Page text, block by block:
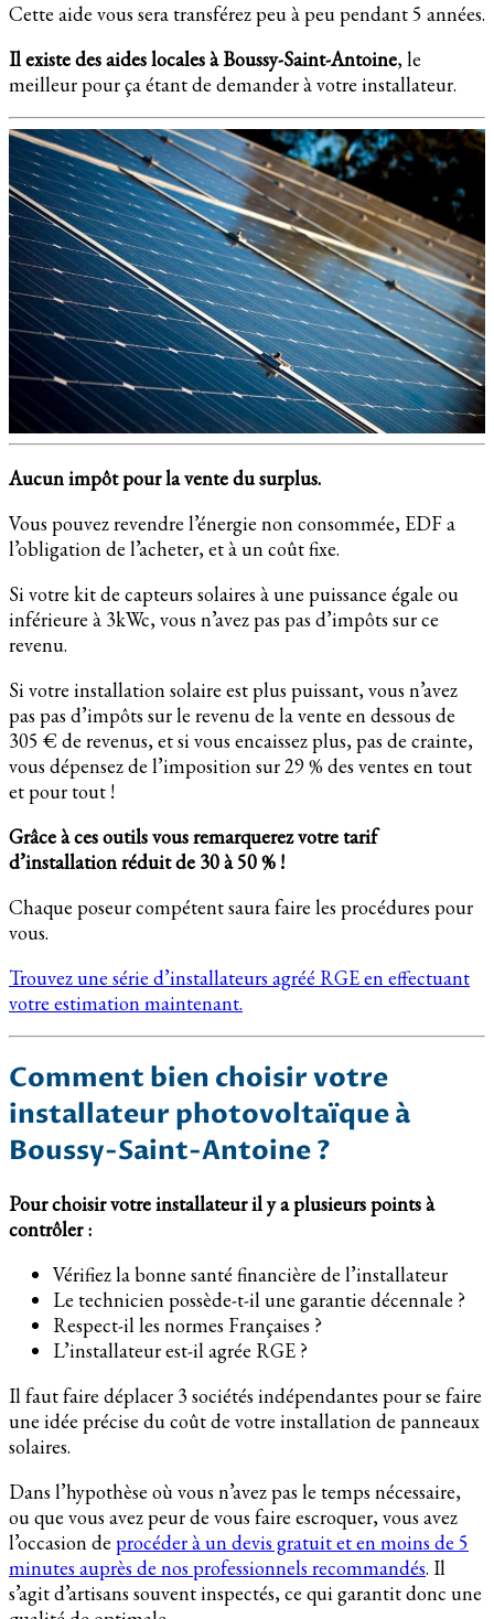
Cette aide vous sera transférez peu à peu pendant 5 années.
Il existe des aides locales à Boussy-Saint-Antoine, le
meilleur pour ça étant de demander à votre installateur.
Aucun impôt pour la vente du surplus.
Vous pouvez revendre l’énergie non consommée, EDF a
l’obligation de l’acheter, et à un coût fixe.
Si votre kit de capteurs solaires à une puissance égale ou
inférieure à 3kWc, vous n’avez pas pas d’impôts sur ce
revenu.
Si votre installation solaire est plus puissant, vous n’avez
pas pas d’impôts sur le revenu de la vente en dessous de
305 € de revenus, et si vous encaissez plus, pas de crainte,
vous dépensez de l’imposition sur 29 % des ventes en tout
et pour tout !
Grâce à ces outils vous remarquerez votre tarif
d’installation réduit de 30 à 50 % !
Chaque poseur compétent saura faire les procédures pour
vous.
Trouvez une série d’installateurs agréé RGE en effectuant
votre estimation maintenant.
Comment bien choisir votre
installateur photovoltaïque à
Boussy-Saint-Antoine ?
Pour choisir votre installateur il y a plusieurs points à
contrôler :
Vérifiez la bonne santé financière de l’installateur
Le technicien possède-t-il une garantie décennale ?
Respect-il les normes Françaises ?
L’installateur est-il agrée RGE ?
Il faut faire déplacer 3 sociétés indépendantes pour se faire
une idée précise du coût de votre installation de panneaux
solaires.
Dans l’hypothèse où vous n’avez pas le temps nécessaire,
ou que vous avez peur de vous faire escroquer, vous avez
l’occasion de procéder à un devis gratuit et en moins de 5
minutes auprès de nos professionnels recommandés. Il
s’agit d’artisans souvent inspectés, ce qui garantit donc une